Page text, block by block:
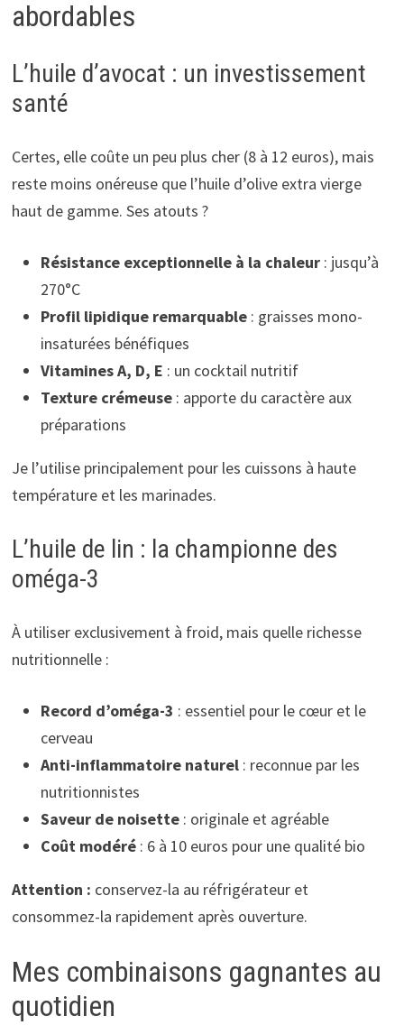
abordables
L’huile d’avocat : un investissement
santé
Certes, elle coûte un peu plus cher (8 à 12 euros), mais
reste moins onéreuse que l’huile d’olive extra vierge
haut de gamme. Ses atouts ?
Résistance exceptionnelle à la chaleur: jusqu’à
270°C
Profil lipidique remarquable: graisses mono-
insaturées bénéfiques
Vitamines A, D, E : un cocktail nutritif
Texture crémeuse: apporte du caractère aux
préparations
Je l’utilise principalement pour les cuissons à haute
température et les marinades.
L’huile de lin : la championne des
oméga-3
À utiliser exclusivement à froid, mais quelle richesse
nutritionnelle :
Record d’oméga-3 : essentiel pour le cœur et le
cerveau
Anti-inflammatoire naturel: reconnue par les
nutritionnistes
Saveur de noisette: originale et agréable
Coût modéré: 6 à 10 euros pour une qualité bio
Attention : conservez-la au réfrigérateur et
consommez-la rapidement après ouverture.
Mes combinaisons gagnantes au
quotidien